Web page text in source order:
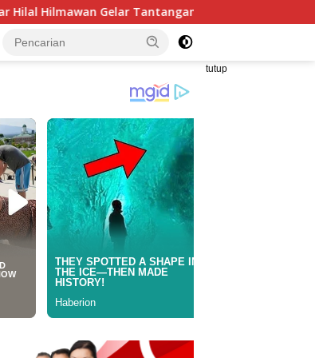
Kreatif Eceng Gondok Waduk Bojongsari,
tutup